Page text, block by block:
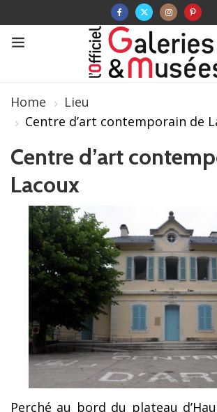
Home
Lieu
Centre d’art contemporain de
Centre d’art
Lacoux
Perché au bord du plateau